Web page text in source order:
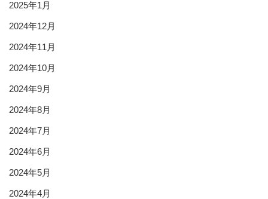
2025年1月
2024年12月
2024年11月
2024年10月
2024年9月
2024年8月
2024年7月
2024年6月
2024年5月
2024年4月